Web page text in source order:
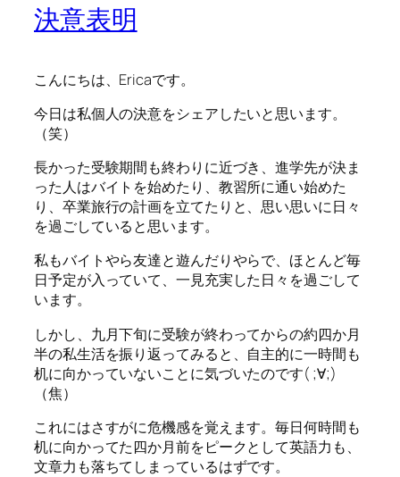
決意表明
こんにちは、Ericaです。
今日は私個人の決意をシェアしたいと思います。
（笑）
長かった受験期間も終わりに近づき、進学先が決ま
った人はバイトを始めたり、教習所に通い始めた
り、卒業旅行の計画を立てたりと、思い思いに日々
を過ごしていると思います。
私もバイトやら友達と遊んだりやらで、ほとんど毎
日予定が入っていて、一見充実した日々を過ごして
います。
しかし、九月下旬に受験が終わってからの約四か月
半の私生活を振り返ってみると、自主的に一時間も
机に向かっていないことに気づいたのです( ;∀;)
（焦）
これにはさすがに危機感を覚えます。毎日何時間も
机に向かってた四か月前をピークとして英語力も、
文章力も落ちてしまっているはずです。